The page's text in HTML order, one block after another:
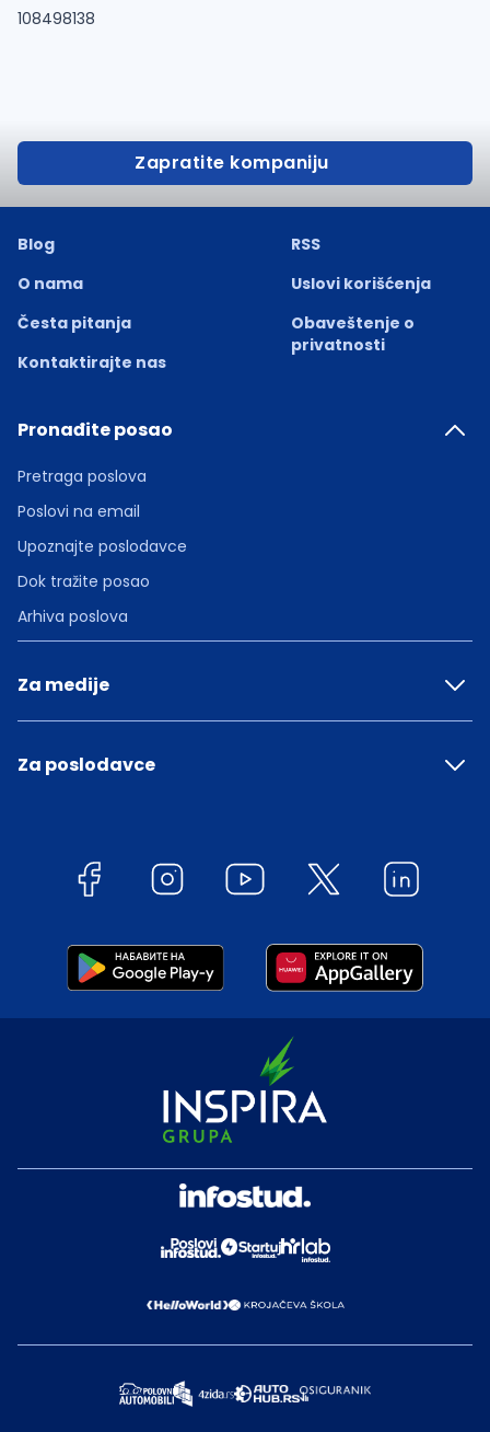
108498138
Zapratite kompaniju
Blog
O nama
Česta pitanja
Kontaktirajte nas
RSS
Uslovi korišćenja
Obaveštenje o
privatnosti
Pronađite posao
Pretraga poslova
Poslovi na email
Upoznajte poslodavce
Dok tražite posao
Arhiva poslova
Za medije
Za poslodavce